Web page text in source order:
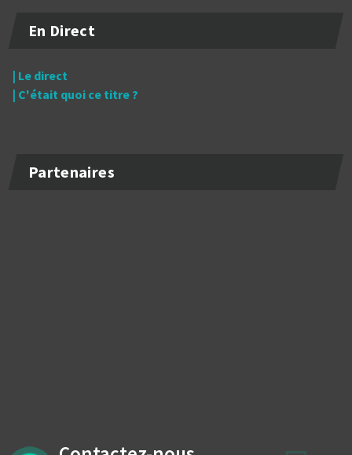
En Direct
| Le direct
| C'était quoi ce titre ?
Partenaires